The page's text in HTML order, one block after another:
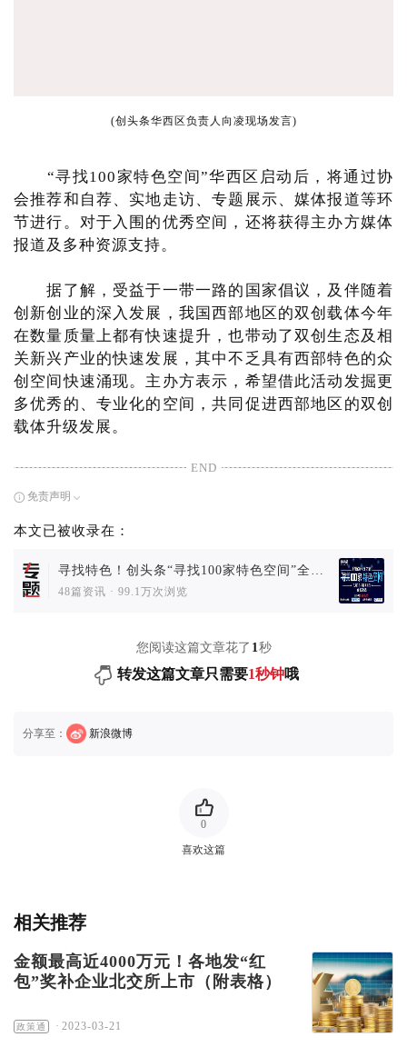
(创头条华西区负责人向凌现场发言)
“寻找100家特色空间”华西区启动后，将通过协
会推荐和自荐、实地走访、专题展示、媒体报道等环
节进行。对于入围的优秀空间，还将获得主办方媒体
报道及多种资源支持。
据了解，受益于一带一路的国家倡议，及伴随着
创新创业的深入发展，我国西部地区的双创载体今年
在数量质量上都有快速提升，也带动了双创生态及相
关新兴产业的快速发展，其中不乏具有西部特色的众
创空间快速涌现。主办方表示，希望借此活动发掘更
多优秀的、专业化的空间，共同促进西部地区的双创
载体升级发展。
END
免责声明
本文已被收录在：
寻找特色！创头条“寻找100家特色空间”全国
决选火热进行中
48篇资讯 · 99.1万次浏览
您阅读这篇文章花了 1秒
转发这篇文章只需要1秒钟哦
分享至： 新浪微博
喜欢这篇
0
相关推荐
金额最高近4000万元！各地发“红
包”奖补企业北交所上市（附表格）
政策通 · 2023-03-21